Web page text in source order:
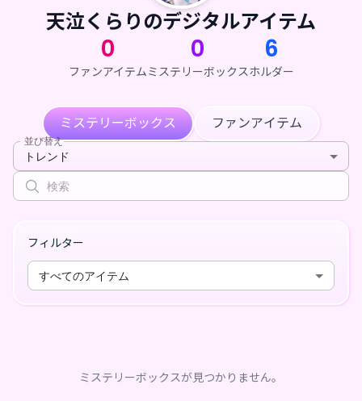
天泣くらりのデジタルアイテム
0
ファンアイテム
0
ミステリーボックス
6
ホルダー
ミステリーボックス ファンアイテム
並び替え
トレンド
フィルター
すべてのアイテム
ミステリーボックスが見つかりません。